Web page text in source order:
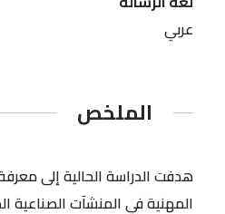
عربي
الملخص
هدفت الدراسة الحالية إلى
المهنية في المنشآت الصناعية